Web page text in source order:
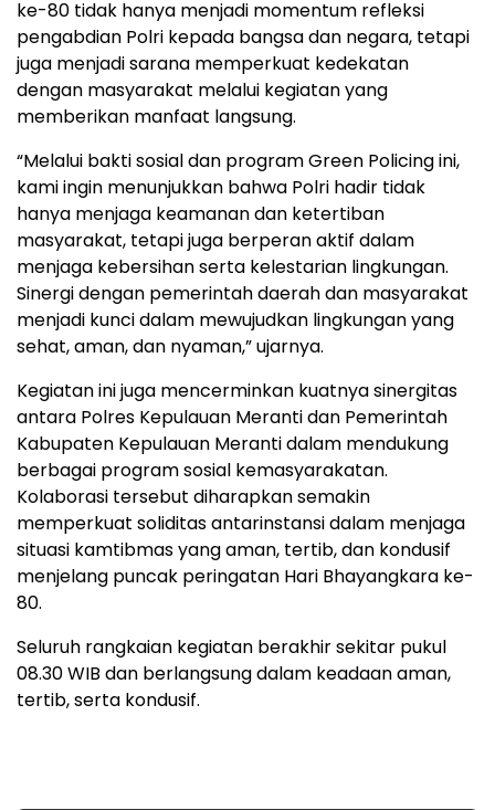
ke-80 tidak hanya menjadi momentum refleksi
pengabdian Polri kepada bangsa dan negara, tetapi
juga menjadi sarana memperkuat kedekatan
dengan masyarakat melalui kegiatan yang
memberikan manfaat langsung.
“Melalui bakti sosial dan program Green Policing ini,
kami ingin menunjukkan bahwa Polri hadir tidak
hanya menjaga keamanan dan ketertiban
masyarakat, tetapi juga berperan aktif dalam
menjaga kebersihan serta kelestarian lingkungan.
Sinergi dengan pemerintah daerah dan masyarakat
menjadi kunci dalam mewujudkan lingkungan yang
sehat, aman, dan nyaman,” ujarnya.
Kegiatan ini juga mencerminkan kuatnya sinergitas
antara Polres Kepulauan Meranti dan Pemerintah
Kabupaten Kepulauan Meranti dalam mendukung
berbagai program sosial kemasyarakatan.
Kolaborasi tersebut diharapkan semakin
memperkuat soliditas antarinstansi dalam menjaga
situasi kamtibmas yang aman, tertib, dan kondusif
menjelang puncak peringatan Hari Bhayangkara ke-
80.
Seluruh rangkaian kegiatan berakhir sekitar pukul
08.30 WIB dan berlangsung dalam keadaan aman,
tertib, serta kondusif.